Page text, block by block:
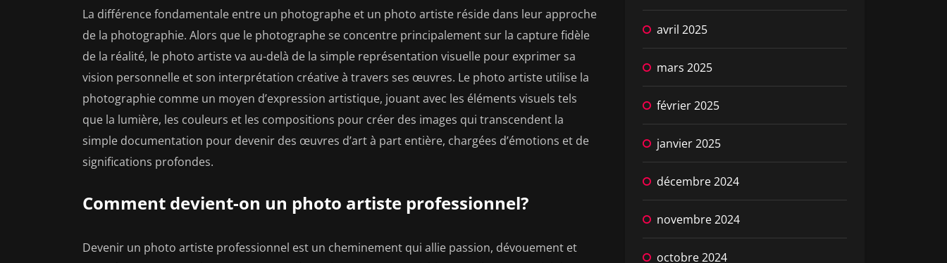
La différence fondamentale entre un photographe et un photo artiste réside dans leur approche
de la photographie. Alors que le photographe se concentre principalement sur la capture fidèle
de la réalité, le photo artiste va au-delà de la simple représentation visuelle pour exprimer sa
vision personnelle et son interprétation créative à travers ses œuvres. Le photo artiste utilise la
photographie comme un moyen d’expression artistique, jouant avec les éléments visuels tels
que la lumière, les couleurs et les compositions pour créer des images qui transcendent la
simple documentation pour devenir des œuvres d’art à part entière, chargées d’émotions et de
significations profondes.
Comment devient-on un photo artiste professionnel?
Devenir un photo artiste professionnel est un cheminement qui allie passion, dévouement et
avril 2025
mars 2025
février 2025
janvier 2025
décembre 2024
novembre 2024
octobre 2024